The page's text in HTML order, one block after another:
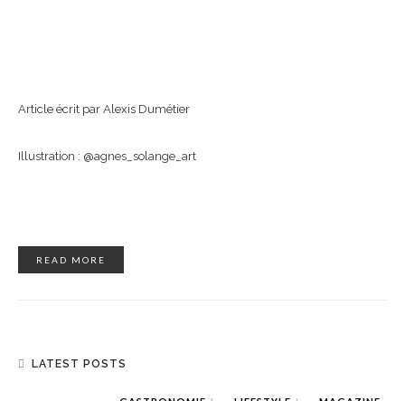
Article écrit par Alexis Dumétier
Illustration : @agnes_solange_art
READ MORE
LATEST POSTS